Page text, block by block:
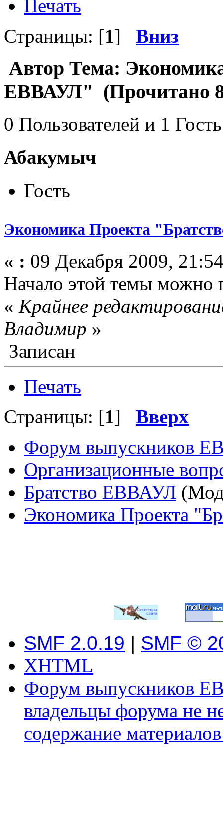
Печать
Страницы: [1] Вниз
Автор Тема:
ЕВВАУЛ" (Прочитано
0 Пользователей и 1
Абакумыч
Гость
Экономика Проекта
« : 09 Декабря 2009,
Начало этой темы можно
« Крайнее
Влaдимир »
Записан
Печать
Страницы: [1] Вверх
Форум выпускников
Организационные
Братство ЕВВАУЛ
Экономика Проекта
SMF 2.0.19 | SMF ©
XHTML
Форум выпускников
владельцы форума не
содержание